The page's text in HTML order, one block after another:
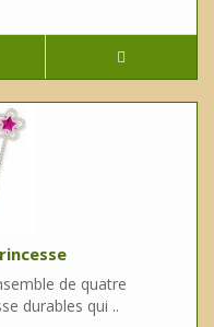
de quatre
durables qui ..